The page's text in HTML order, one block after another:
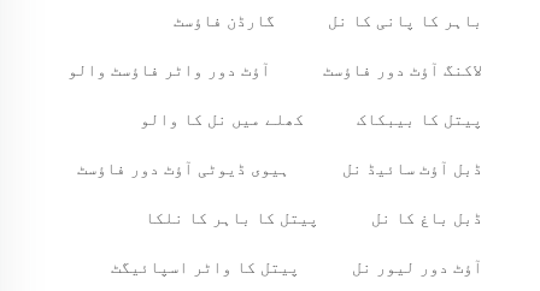
باہر کا پانی کا نل گارڈن فاؤسٹ
لاکنگ آؤٹ دور فاؤسٹ آؤٹ دور واٹر فاؤسٹ والو
پیتل کا بیبکاک کھلے میں نل کا والو
ڈبل آؤٹ سائیڈ نل ہیوی ڈیوٹی آؤٹ دور فاؤسٹ
ڈبل باغ کا نل پیتل کا باہر کا نلکا
آؤٹ دور لیور نل پیتل کا واٹر اسپائیگٹ